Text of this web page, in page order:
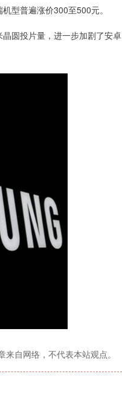
型普遍涨价300至500元。
圆投片量，进一步加剧了安卓
来自网络，不代表本站观点。